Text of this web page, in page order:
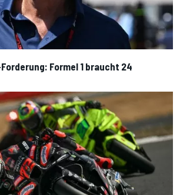
Formel 1 braucht 24